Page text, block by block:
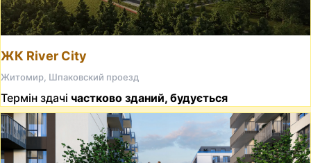
ЖК River City
Житомир, Шпаковский проезд
Термін здачі частково зданий, будується